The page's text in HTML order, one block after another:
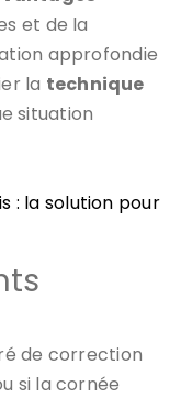
et de la
approfondie
la technique
situation
: la solution pour
de correction
si la cornée